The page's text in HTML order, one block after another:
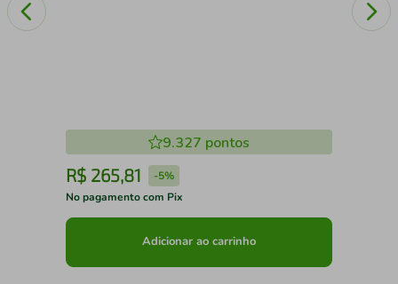
9.327 pontos
R$ 265,81 -5%
No pagamento com Pix
Adicionar ao carrinho